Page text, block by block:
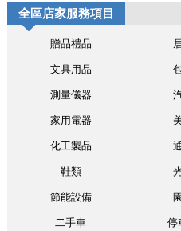
全區店家服務項目
贈品禮品
文具用品
測量儀器
家用電器
化工製品
鞋類
節能設備
二手車 停